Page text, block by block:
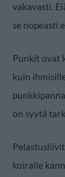
vakavasti.
se nopeasti
Punkit ovat
kuin
on syytä
koiralle